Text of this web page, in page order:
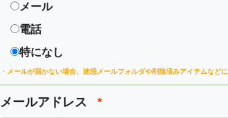
メール
電話
特になし
・メールが届かない場合、 迷惑メールフォルダや削除済みアイテムなどに
メールアドレス *